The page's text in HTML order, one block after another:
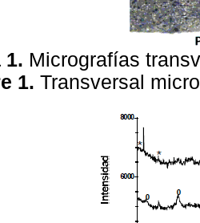
1. Micrografías
1. Transversal